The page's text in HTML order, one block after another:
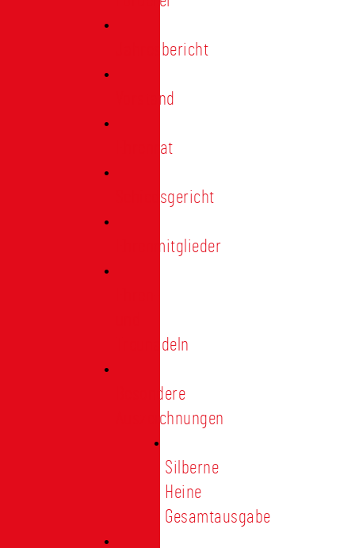
Jahresbericht
Vorstand
Ehrenrat
Schiedsgericht
Ehrenmitglieder
Treunadeln
Besondere
Auszeichnungen
Silberne
Heine
Gesamtausgabe